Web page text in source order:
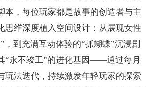
本，每位玩家都是故事的创造者与主
思维深度植入空间设计：从展现女性
，到充满互动体验的“抓蝴蝶”沉浸剧
“永不竣工”的进化基因——通过每月
玩法迭代，持续激发年轻玩家的探索